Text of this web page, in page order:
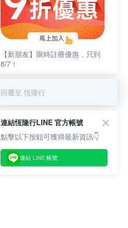
【新朋友】限時註冊優惠，只到
8/7！
回覆至 恆隆行
連結恆隆行LINE 官方帳號
點擊以下按鈕可獲得最新資訊👇
連結 LINE 帳號